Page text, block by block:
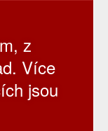
z
Více
jsou